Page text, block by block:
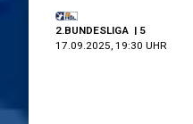
2.BUNDESLIGA | 5
17.09.2025, 19:30 UHR